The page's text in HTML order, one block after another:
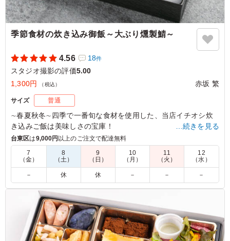
れました。 多すぎず少なすぎない適度なボリューム感
で、栄養バランスも考えられており彩もよく、女性にも好
です。
ご利用シーン：ロケ・撮影›
東京都渋谷区広尾2026/01/13
季節食材の炊き込み御飯～大ぶり燻製鯖～
4.56 18件
スタジオ撮影の評価5.00
1,300円
（税込） 赤坂 繁
サイズ 普通
∼春夏秋冬∼四季で一番旬な食材を使用した、当店イチオシ炊
き込みご飯は美味しさの宝庫！
サバ半身丸々を燻製にした燻製鯖は香ばしさ・うま味が格段に
美味しく仕上がってます。
株式会社アバハウスインターナショナル
季節食材の炊き込みご飯は風味が良く柔らかいお米で、大
ぶりの燻製鯖も香ばしく食べ応えがありました。彩りやバ
ランスも良く、最後まで飽きずに美味しくいただけるお弁
当でした。
ご利用シーン：ロケ・撮影›スタジオ撮影
…続きを見る
台東区は9,000円以上のご注文で配達無料
7
（金）
8
（土）
9
（日）
10
（月）
11
（火）
12
（水）
－ 休 休 － － －